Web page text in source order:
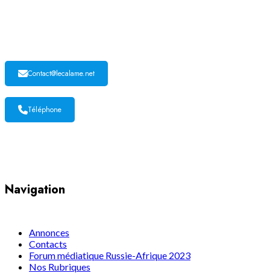
Contact@lecalame.net
Téléphone
Navigation
Annonces
Contacts
Forum médiatique Russie-Afrique 2023
Nos Rubriques